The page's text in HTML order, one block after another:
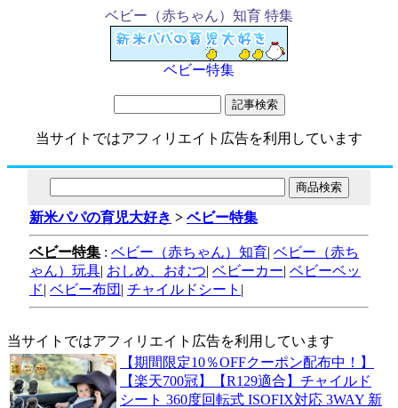
ベビー（赤ちゃん）知育 特集
ベビー特集
当サイトではアフィリエイト広告を利用しています
新米パパの育児大好き > ベビー特集
ベビー特集 : ベビー（赤ちゃん）知育| ベビー（赤ち
ゃん）玩具| おしめ、おむつ| ベビーカー| ベビーベッ
ド| ベビー布団 | チャイルドシート |
当サイトではアフィリエイト広告を利用しています
【期間限定10％OFFクーポン配布中！】
【楽天700冠】【R129適合】チャイルド
シート 360度回転式 ISOFIX対応 3WAY 新